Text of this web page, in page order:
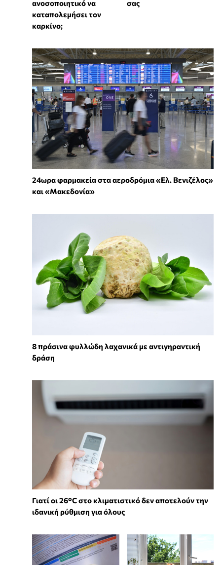
ανοσοποιητικό να
καταπολεμήσει τον
καρκίνο;
σας
24ωρα φαρμακεία στα αεροδρόμια «Ελ. Βενιζέλος»
και «Μακεδονία»
8 πράσινα φυλλώδη λαχανικά με αντιγηραντική
δράση
Γιατί οι 26°C στο κλιματιστικό δεν αποτελούν την
ιδανική ρύθμιση για όλους